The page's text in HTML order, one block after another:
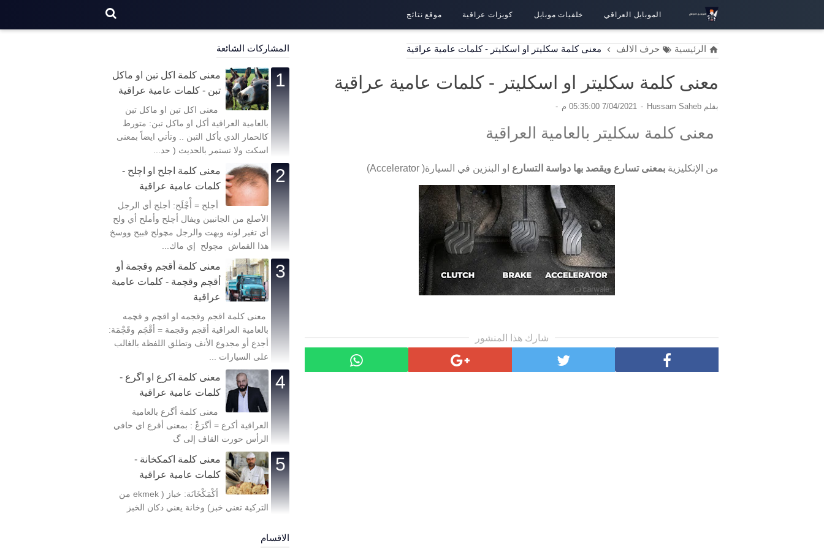
الموبايل العراقي خلفيات موبايل كويزات عراقية موقع نتائج
الرئيسية حرف الالف معنى كلمة سكليتر او اسكليتر - كلمات عامية عراقية
معنى كلمة سكليتر او اسكليتر - كلمات عامية عراقية
بقلم Hussam Saheb 7/04/2021 05:35:00 م
معنى كلمة سكليتر بالعامية العراقية
من الإنكليزية بمعنى تسارع ويقصد بها دواسة التسارع او البنزين في السيارة( Accelerator)
شارك هذا المنشور
المشاركات الشائعة
معنى كلمة اكل تبن او ماكل
تبن - كلمات عامية عراقية
معنى اكل تبن او ماكل تبن
بالعامية العراقية أكل او ماكل تبن: متورط
كالحمار الذي يأكل التبن .. وتأتي ايضاً بمعنى
اسكت ولا تستمر بالحديث ( حد...
معنى كلمة اجلح او اچلح -
كلمات عامية عراقية
أجلح = أْچْلَح: أجلح أي الرجل
الأصلع من الجانبين ويفال أچلح وأملح أي ولح
أي تغير لونه وبهت والرجل مچولح قبيح ووسخ
هذا القماش مچولح إي ماك...
معنى كلمة أقجم وقجمة أو
أقچم وقچمة - كلمات عامية
عراقية
معنى كلمة اقجم وقجمه او اقچم و قچمه
بالعامية العراقية أقجم وقجمة = أقْچَم وقَچْمَة:
أجدع أو مجدوع الأنف وتطلق اللفظة بالغالب
على السيارات ...
معنى كلمة اكرع او اگرع -
كلمات عامية عراقية
معنى كلمة أگرع بالعامية
العراقية أكرع = أگرَعْ : بمعنى أقرع اي حافي
الرأس حورت القاف إلى گ
معنى كلمة اكمكخانة -
كلمات عامية عراقية
أكْمَكْخَانَة: خباز ( ekmek من
التركية تعني خبز) وخانة يعني دكان الخبز
الاقسام